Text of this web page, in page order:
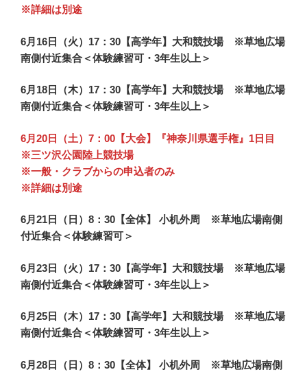
※詳細は別途
6月16日（火）17：30【高学年】大和競技場 ※草地広場
南側付近集合＜体験練習可・3年生以上＞
6月18日（木）17：30【高学年】大和競技場 ※草地広場
南側付近集合＜体験練習可・3年生以上＞
6月20日（土）7：00【大会】『神奈川県選手権』1日目
※三ツ沢公園陸上競技場
※一般・クラブからの申込者のみ
※詳細は別途
6月21日（日）8：30【全体】 小机外周 ※草地広場南側
付近集合＜体験練習可＞
6月23日（火）17：30【高学年】大和競技場 ※草地広場
南側付近集合＜体験練習可・3年生以上＞
6月25日（木）17：30【高学年】大和競技場 ※草地広場
南側付近集合＜体験練習可・3年生以上＞
6月28日（日）8：30【全体】 小机外周 ※草地広場南側